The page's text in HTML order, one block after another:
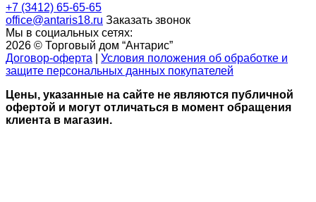
+7 (3412) 65-65-65
office@antaris18.ru Заказать звонок
Мы в социальных сетях:
2026 © Торговый дом “Антарис”
Договор-оферта
Условия положения об обработке и
защите персональных данных покупателей
Цены, указанные на сайте не являются публичной
офертой и могут отличаться в момент обращения
клиента в магазин.